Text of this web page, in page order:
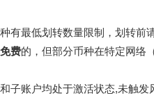
种有最低划转数量限制，划转前
免费的，但部分币种在特定网络
子账户均处于激活状态,未触发